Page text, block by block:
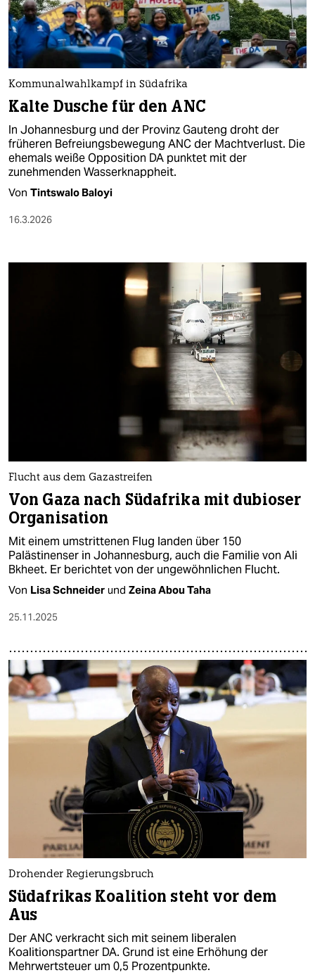
nord
wahrheit
verlag
verlag
veranstaltungen
shop
abo
Kommunalwahlkampf in Südafrika
Kalte Dusche für den ANC
In Johannesburg und der Provinz Gauteng droht der
früheren Befreiungsbewegung ANC der Machtverlust. Die
ehemals weiße Opposition DA punktet mit der
zunehmenden Wasserknappheit.
Von Tintswalo Baloyi
16.3.2026
Flucht aus dem Gazastreifen
Von Gaza nach Südafrika mit dubioser
Organisation
Mit einem umstrittenen Flug landen über 150
Palästinenser in Johannesburg, auch die Familie von Ali
Bkheet. Er berichtet von der ungewöhnlichen Flucht.
Von Lisa Schneider und Zeina Abou Taha
25.11.2025
Drohender Regierungsbruch
Südafrikas Koalition steht vor dem
Aus
Der ANC verkracht sich mit seinem liberalen
Koalitionspartner DA. Grund ist eine Erhöhung der
Mehrwertsteuer um 0,5 Prozentpunkte.